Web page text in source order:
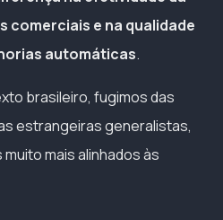
comerciais e na qualidade
automáticas.
brasileiro, fugimos das
estrangeiras generalistas,
mais alinhados às